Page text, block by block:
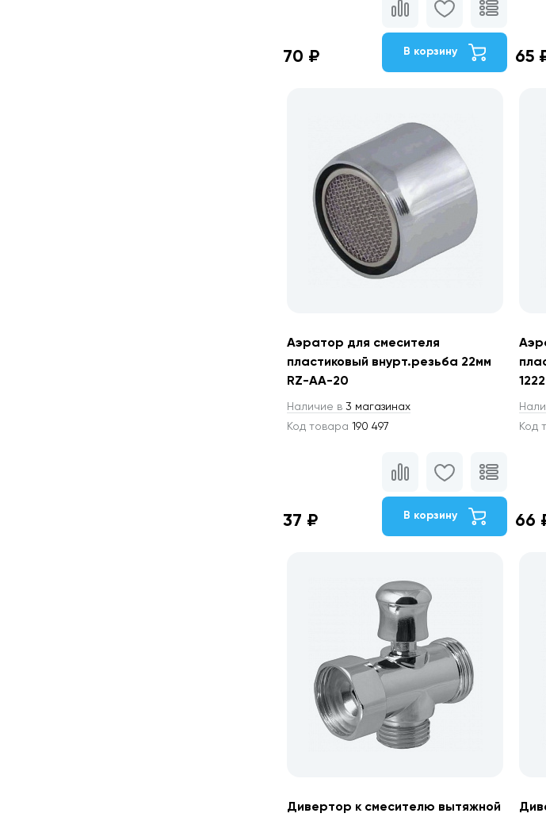
70 ₽ В корзину 65
Аэратор для смесителя
пластиковый внурт.резьба 22мм
RZ-AA-20
Наличие в 3 магазинах
Код товара 190 497
37 ₽ В корзину
Код
66
Дивертор к смесителю вытяжной